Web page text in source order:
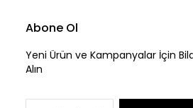
Abone Ol
Yeni Ürün ve Kampanyalar İçin
Alın